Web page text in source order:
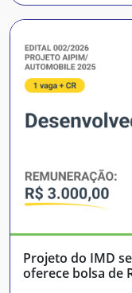
Projeto do IMD
oferece bolsa de